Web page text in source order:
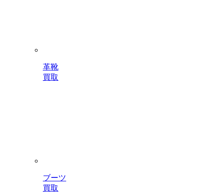
革靴
買取
ブーツ
買取